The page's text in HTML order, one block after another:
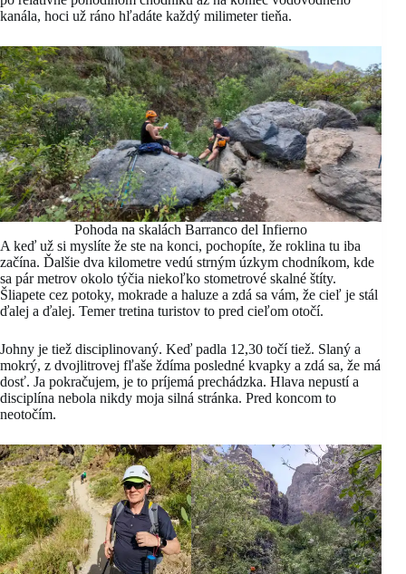
kanála, hoci už ráno hľadáte každý milimeter tieňa.
Pohoda na skalách Barranco del Infierno
A keď už si myslíte že ste na konci, pochopíte, že roklina tu iba
začína. Ďalšie dva kilometre vedú strným úzkym chodníkom, kde
sa pár metrov okolo týčia niekoľko stometrové skalné štíty.
Šliapete cez potoky, mokrade a haluze a zdá sa vám, že cieľ je stál
ďalej a ďalej. Temer tretina turistov to pred cieľom otočí.
Johny je tiež disciplinovaný. Keď padla 12,30 točí tiež. Slaný a
mokrý, z dvojlitrovej fľaše ždíma posledné kvapky a zdá sa, že má
dosť. Ja pokračujem, je to príjemá prechádzka. Hlava nepustí a
disciplína nebola nikdy moja silná stránka. Pred koncom to
neotočím.